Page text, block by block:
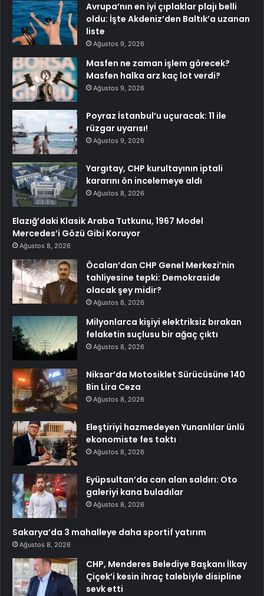
Avrupa’nın en iyi çıplaklar plajı belli
oldu: İşte Akdeniz’den Baltık’a uzanan
liste
Ağustos 9, 2026
Masfen ne zaman işlem görecek?
Masfen halka arz kaç lot verdi?
Ağustos 9, 2026
Poyraz İstanbul’u uçuracak: 11 ile
rüzgar uyarısı!
Ağustos 9, 2026
Yargıtay, CHP kurultayının iptali
kararını ön incelemeye aldı
Ağustos 8, 2026
Elazığ’daki Klasik Araba Tutkunu, 1967 Model
Mercedes’i Gözü Gibi Koruyor
Ağustos 8, 2026
Öcalan’dan CHP Genel Merkezi’nin
tahliyesine tepki: Demokraside
olacak şey midir?
Ağustos 8, 2026
Milyonlarca kişiyi elektriksiz bırakan
felaketin suçlusu bir ağaç çıktı
Ağustos 8, 2026
Niksar’da Motosiklet Sürücüsüne 140
Bin Lira Ceza
Ağustos 8, 2026
Eleştiriyi hazmedeyen Yunanlılar ünlü
ekonomiste fes taktı
Ağustos 8, 2026
Eyüpsultan’da can alan saldırı: Oto
galeriyi kana buladılar
Ağustos 8, 2026
Sakarya’da 3 mahalleye daha sportif yatırım
Ağustos 8, 2026
CHP, Menderes Belediye Başkanı İlkay
Çiçek’i kesin ihraç talebiyle disipline
sevk etti